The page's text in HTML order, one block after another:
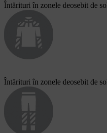
Întărituri în zonele deosebit de
Întărituri în zonele deosebit de